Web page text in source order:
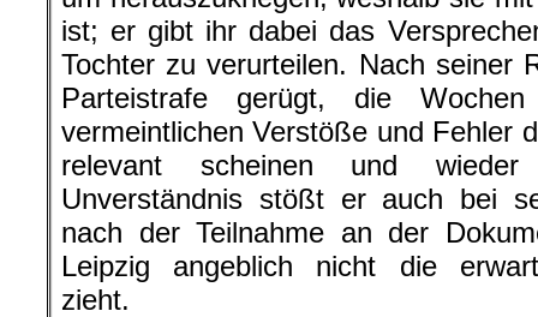
ist; er gibt ihr dabei das
Tochter zu verurteilen. Nach seiner
Parteistrafe gerügt, die
vermeintlichen Verstöße und Fehler
relevant scheinen und
Unverständnis stößt er auch bei
nach der Teilnahme an der
Leipzig angeblich nicht die
zieht.